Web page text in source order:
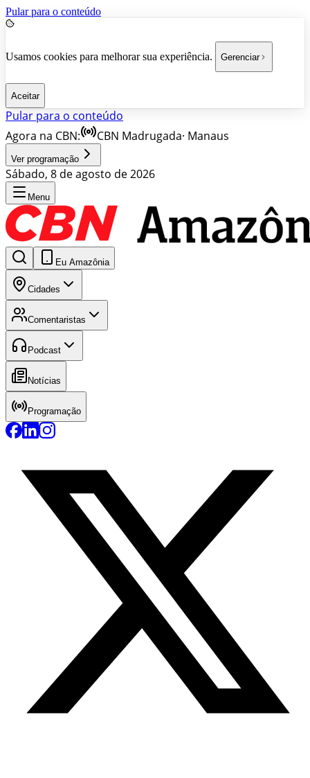
Pular para o conteúdo
Usamos cookies para melhorar sua experiência. Gerenciar
Aceitar
Pular para o conteúdo
Agora na CBN:
CBN Madrugada· Manaus
Ver programação
Sábado, 8 de agosto de 2026
Menu
Eu Amazônia
Cidades
Comentaristas
Podcast
Notícias
Programação